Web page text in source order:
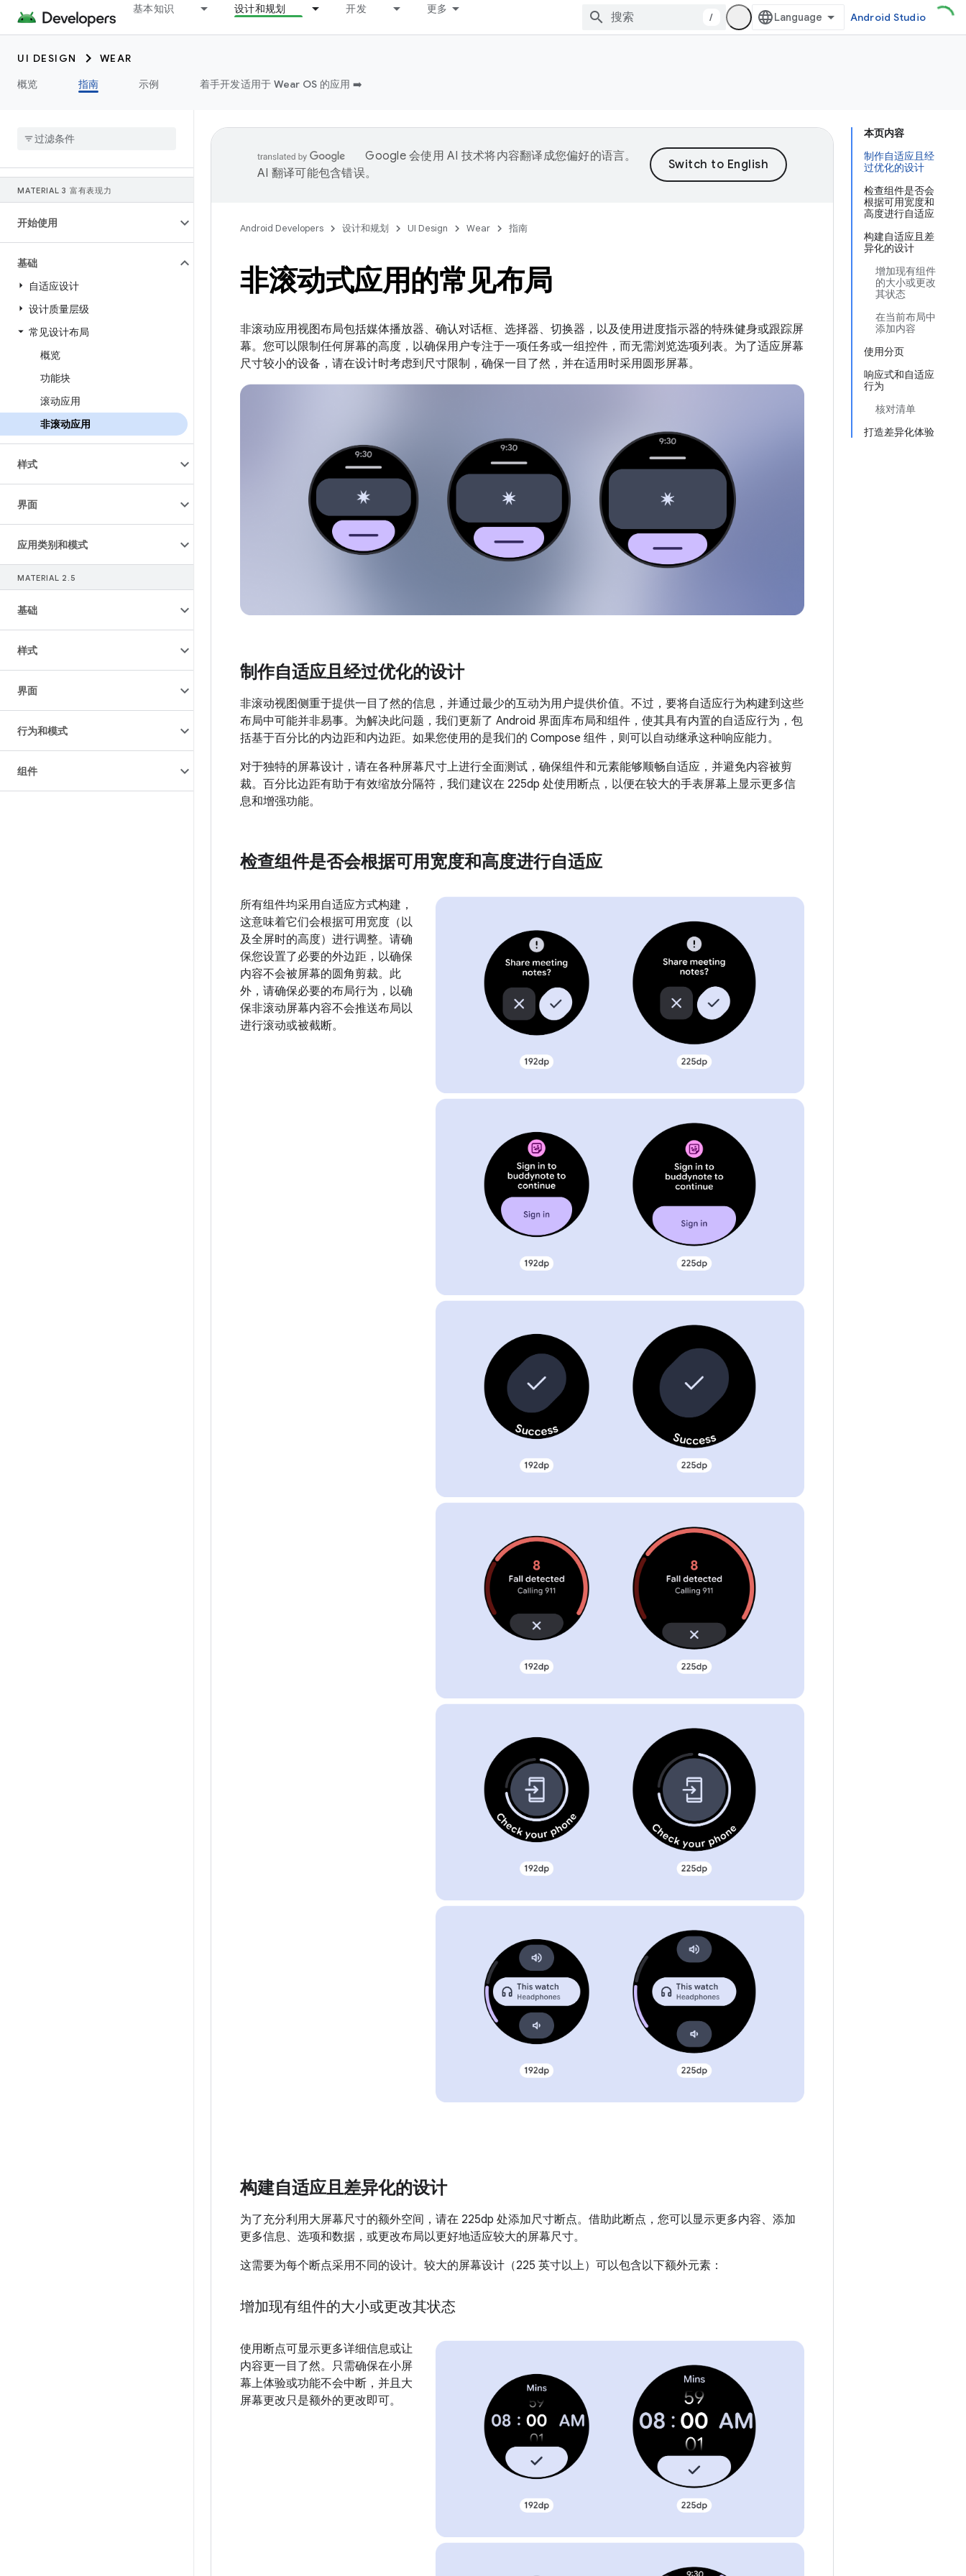
基本知识 设计和规划 开发 更多
/ Android Studio
UI DESIGN
WEAR
概览
指南 示例 着手开发适用于 Wear OS 的应用 ➡️
MATERIAL 3 富有表现力
开始使用
基础
自适应设计
设计质量层级
常见设计布局
概览
功能块
滚动应用
非滚动应用
样式
界面
应用类别和模式
MATERIAL 2 . 5
基础
样式
界面
行为和模式
组件
本页内容
制作自适应且经
过优化的设计
检查组件是否会
根据可用宽度和
高度进行自适应
构建自适应且差
异化的设计
增加现有组件
的大小或更改
其状态
在当前布局中
添加内容
使用分页
响应式和自适应
行为
核对清单
打造差异化体验
Google 会使用 AI 技术将内容翻译成您偏好的语言。
AI 翻译可能包含错误。
Android Developers 设计和规划 UI Design Wear 指南
非滚动式应用的常见布局
非滚动应用视图布局包括媒体播放器、确认对话框、选择器、切换器，以及使用进度指示器的特殊健身或跟踪屏
幕。您可以限制任何屏幕的高度，以确保用户专注于一项任务或一组控件，而无需浏览选项列表。为了适应屏幕
尺寸较小的设备，请在设计时考虑到尺寸限制，确保一目了然，并在适用时采用圆形屏幕。
制作自适应且经过优化的设计
非滚动视图侧重于提供一目了然的信息，并通过最少的互动为用户提供价值。不过，要将自适应行为构建到这些
布局中可能并非易事。为解决此问题，我们更新了 Android 界面库布局和组件，使其具有内置的自适应行为，包
括基于百分比的内边距和内边距。如果您使用的是我们的 Compose 组件，则可以自动继承这种响应能力。
对于独特的屏幕设计，请在各种屏幕尺寸上进行全面测试，确保组件和元素能够顺畅自适应，并避免内容被剪
裁。百分比边距有助于有效缩放分隔符，我们建议在 225dp 处使用断点，以便在较大的手表屏幕上显示更多信
息和增强功能。
检查组件是否会根据可用宽度和高度进行自适应
所有组件均采用自适应方式构建，
这意味着它们会根据可用宽度（以
及全屏时的高度）进行调整。请确
保您设置了必要的外边距，以确保
内容不会被屏幕的圆角剪裁。此
外，请确保必要的布局行为，以确
保非滚动屏幕内容不会推送布局以
进行滚动或被截断。
构建自适应且差异化的设计
为了充分利用大屏幕尺寸的额外空间，请在 225dp 处添加尺寸断点。借助此断点，您可以显示更多内容、添加
更多信息、选项和数据，或更改布局以更好地适应较大的屏幕尺寸。
这需要为每个断点采用不同的设计。较大的屏幕设计（225 英寸以上）可以包含以下额外元素：
增加现有组件的大小或更改其状态
使用断点可显示更多详细信息或让
内容更一目了然。只需确保在小屏
幕上体验或功能不会中断，并且大
屏幕更改只是额外的更改即可。